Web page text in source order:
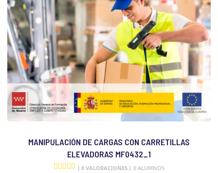
MANIPULACIÓN DE CARGAS CON CARRETILLAS
ELEVADORAS MF0432_1
( 0 VALORACIONES ) 0 ALUMNOS